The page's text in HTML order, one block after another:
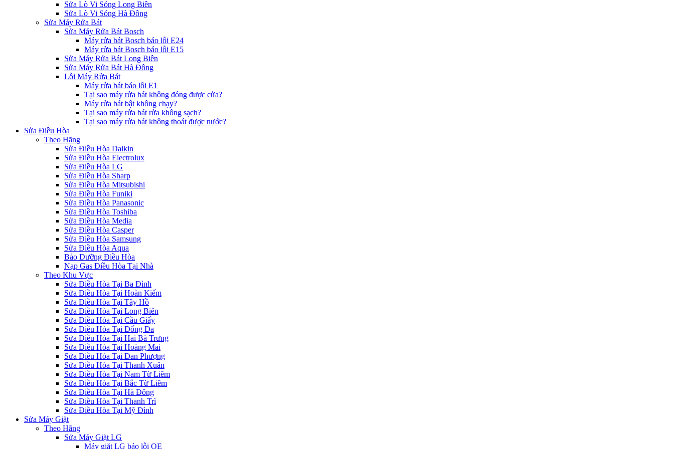
Sửa Lò Vi Sóng Long Biên
Sửa Lò Vi Sóng Hà Đông
Sửa Máy Rửa Bát
Sửa Máy Rửa Bát Bosch
Máy rửa bát Bosch báo lỗi E24
Máy rửa bát Bosch báo lỗi E15
Sửa Máy Rửa Bát Long Biên
Sửa Máy Rửa Bát Hà Đông
Lỗi Máy Rửa Bát
Máy rửa bát báo lỗi E1
Tại sao máy rửa bát không đóng được cửa?
Máy rửa bát bật không chạy?
Tại sao máy rửa bát rửa không sạch?
Tại sao máy rửa bát không thoát được nước?
Sửa Điều Hòa
Theo Hãng
Sửa Điều Hòa Daikin
Sửa Điều Hòa Electrolux
Sửa Điều Hòa LG
Sửa Điều Hòa Sharp
Sửa Điều Hòa Mitsubishi
Sửa Điều Hòa Funiki
Sửa Điều Hòa Panasonic
Sửa Điều Hòa Toshiba
Sửa Điều Hòa Media
Sửa Điều Hòa Casper
Sửa Điều Hòa Samsung
Sửa Điều Hòa Aqua
Bảo Dưỡng Điều Hòa
Nạp Gas Điều Hòa Tại Nhà
Theo Khu Vực
Sửa Điều Hòa Tại Ba Đình
Sửa Điều Hòa Tại Hoàn Kiếm
Sửa Điều Hòa Tại Tây Hồ
Sửa Điều Hòa Tại Long Biên
Sửa Điều Hòa Tại Cầu Giấy
Sửa Điều Hòa Tại Đống Đa
Sửa Điều Hòa Tại Hai Bà Trưng
Sửa Điều Hòa Tại Hoàng Mai
Sửa Điều Hòa Tại Đan Phượng
Sửa Điều Hòa Tại Thanh Xuân
Sửa Điều Hòa Tại Nam Từ Liêm
Sửa Điều Hòa Tại Bắc Từ Liêm
Sửa Điều Hòa Tại Hà Đông
Sửa Điều Hòa Tại Thanh Trì
Sửa Điều Hòa Tại Mỹ Đình
Sửa Máy Giặt
Theo Hãng
Sửa Máy Giặt LG
Máy giặt LG báo lỗi OE